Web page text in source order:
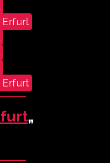
Erfurt
Erfurt
„